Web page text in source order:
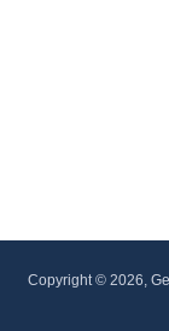
Copyright © 2026,